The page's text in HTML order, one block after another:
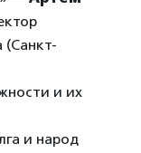
(Санкт-
и их
и народ